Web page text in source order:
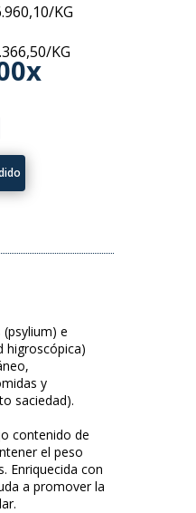
KG
KG
e
higroscópica)
y
saciedad).
contenido de
el peso
Enriquecida con
a promover la